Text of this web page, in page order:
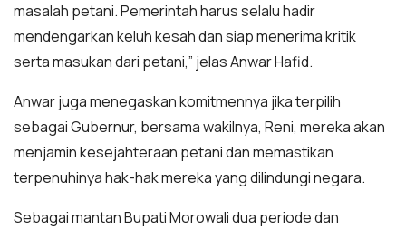
masalah petani. Pemerintah harus selalu hadir
mendengarkan keluh kesah dan siap menerima kritik
serta masukan dari petani,” jelas Anwar Hafid.
Anwar juga menegaskan komitmennya jika terpilih
sebagai Gubernur, bersama wakilnya, Reni, mereka akan
menjamin kesejahteraan petani dan memastikan
terpenuhinya hak-hak mereka yang dilindungi negara.
Sebagai mantan Bupati Morowali dua periode dan